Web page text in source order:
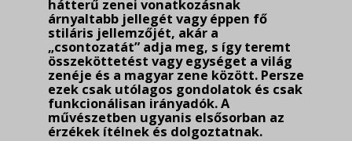
hátterű zenei vonatkozásnak
árnyaltabb jellegét vagy éppen fő
stiláris jellemzőjét, akár a
„csontozatát” adja meg, s így teremt
összeköttetést vagy egységet a világ
zenéje és a magyar zene között. Persze
ezek csak utólagos gondolatok és csak
funkcionálisan irányadók. A
művészetben ugyanis elsősorban az
érzékek ítélnek és dolgoztatnak.